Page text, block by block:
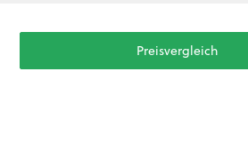
Preisvergleich